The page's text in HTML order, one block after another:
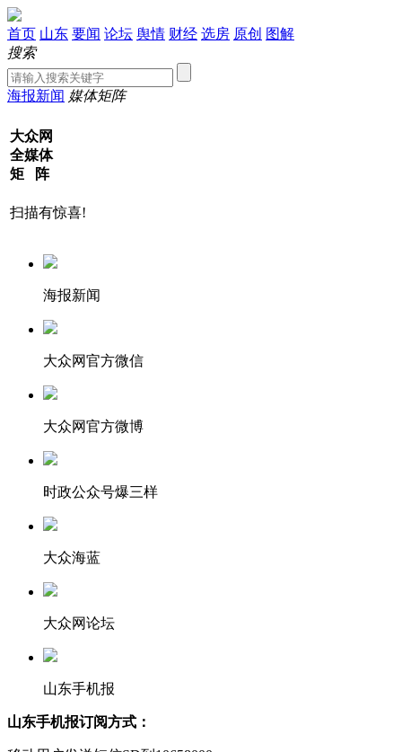
首页 山东 要闻 论坛 舆情 财经 选房 原创 图解
搜索
海报新闻 媒体矩阵
大众网
全媒体
矩 阵
扫描有惊喜!
海报新闻
大众网官方微信
大众网官方微博
时政公众号爆三样
大众海蓝
大众网论坛
山东手机报
山东手机报订阅方式：